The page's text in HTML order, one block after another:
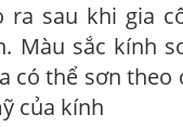
ra sau khi gia
Màu sắc kính
thể sơn theo
của kính